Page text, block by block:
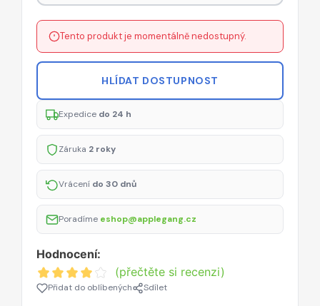
Tento produkt je momentálně nedostupný.
HLÍDAT DOSTUPNOST
Expedice do 24 h
Záruka 2 roky
Vrácení do 30 dnů
Poradíme eshop@applegang.cz
Hodnocení:
(přečtěte si recenzi)
Přidat do oblíbených Sdílet